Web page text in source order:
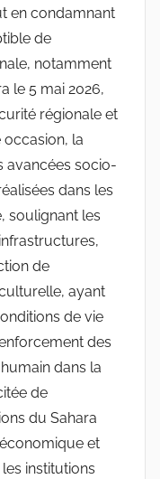
en condamnant
de
notamment
le 5 mai 2026,
régionale et
occasion, la
avancées socio-
dans les
soulignant les
de
ayant
de vie
des
dans la
de
du Sahara
et
institutions